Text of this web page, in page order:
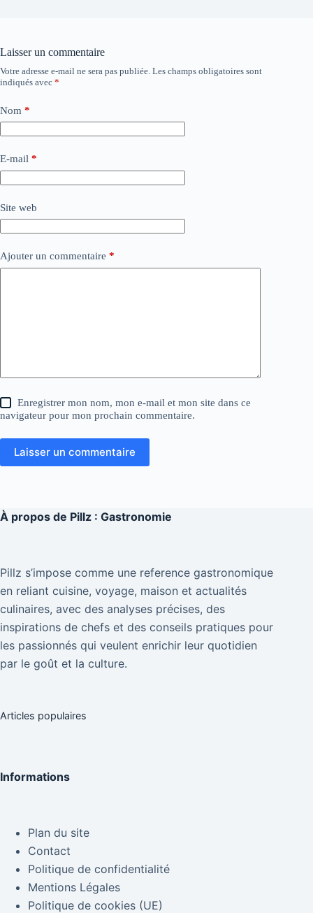
Laisser un commentaire
Votre adresse e-mail ne sera pas publiée. Les champs obligatoires sont
indiqués avec *
Nom *
E-mail *
Site web
Ajouter un commentaire *
Enregistrer mon nom, mon e-mail et mon site dans ce
navigateur pour mon prochain commentaire.
Laisser un commentaire
À propos de Pillz : Gastronomie
Pillz s’impose comme une reference gastronomique
en reliant cuisine, voyage, maison et actualités
culinaires, avec des analyses précises, des
inspirations de chefs et des conseils pratiques pour
les passionnés qui veulent enrichir leur quotidien
par le goût et la culture.
Articles populaires
Informations
Plan du site
Contact
Politique de confidentialité
Mentions Légales
Politique de cookies (UE)